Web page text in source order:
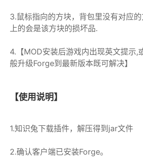
3.鼠标指向的方块，背包里没有对应
上的会是该方块的损坏品.
4.【MOD安装后游戏内出现英文提示,
般升级Forge到最新版本既可解决】
【使用说明】
1.知识兔下载插件，解压得到jar文件
2.确认客户端已安装Forge。